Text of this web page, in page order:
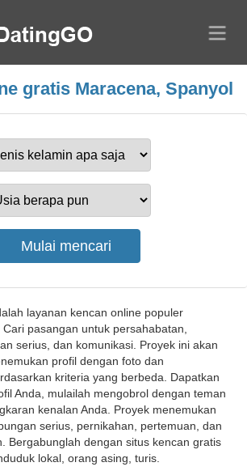
gratis Maracena, Spanyol
layanan kencan online populer
pasangan untuk persahabatan,
serius, dan komunikasi. Proyek ini akan
profil dengan foto dan
kriteria yang berbeda. Dapatkan
Anda, mulailah mengobrol dengan teman
kenalan Anda. Proyek menemukan
serius, pernikahan, pertemuan, dan
Bergabunglah dengan situs kencan gratis
lokal, orang asing, turis.